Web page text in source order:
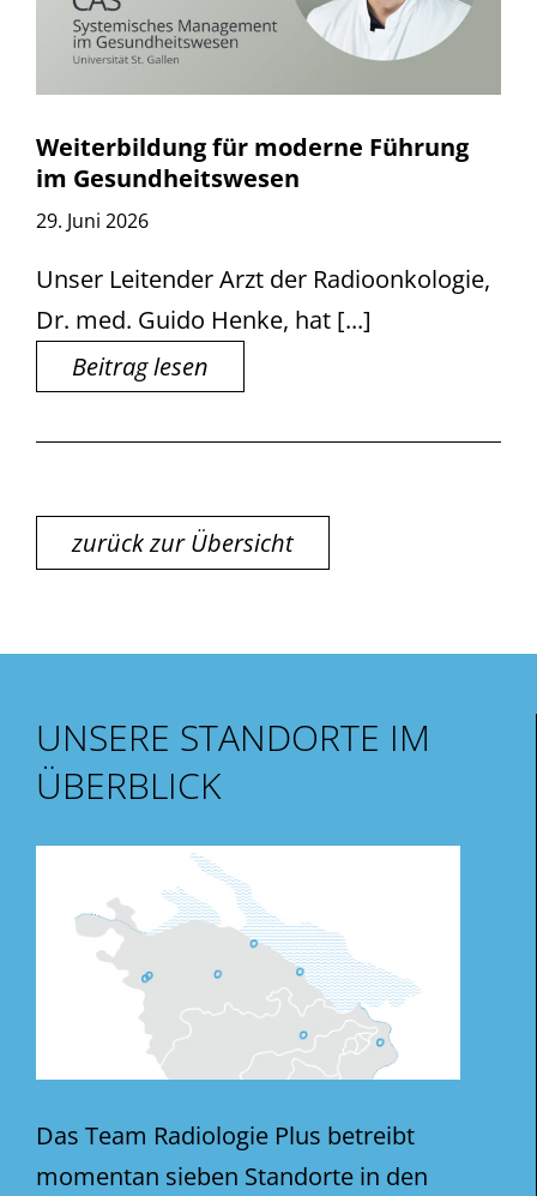
Weiterbildung für moderne Führung
im Gesundheitswesen
29. Juni 2026
Unser Leitender Arzt der Radioonkologie,
Dr. med. Guido Henke, hat [...]
Beitrag lesen
zurück zur Übersicht
UNSERE STANDORTE IM
ÜBERBLICK
Das Team Radiologie Plus betreibt
momentan sieben Standorte in den